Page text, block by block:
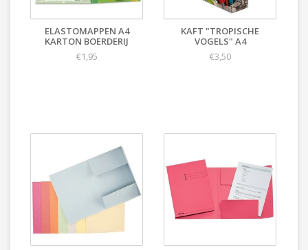
ELASTOMAPPEN A4
KARTON BOERDERIJ
€1,95
KAFT "TROPISCHE
VOGELS" A4
€3,50